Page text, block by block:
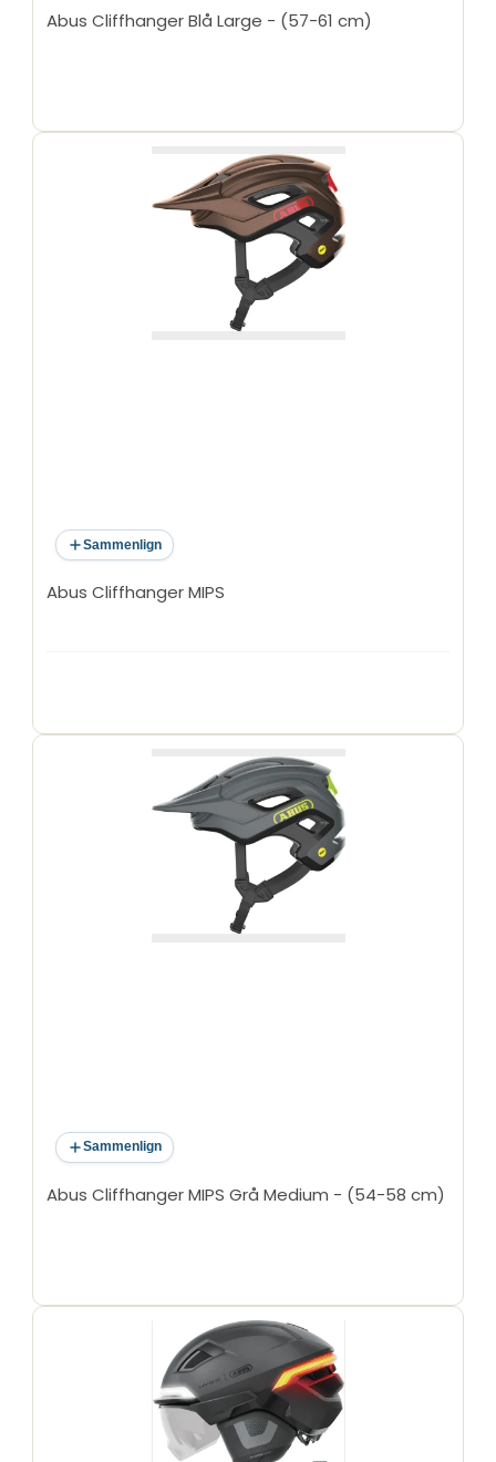
Abus Cliffhanger Blå Large - (57-61 cm)
Sammenlign
Abus Cliffhanger MIPS
Sammenlign
Abus Cliffhanger MIPS Grå Medium - (54-58 cm)